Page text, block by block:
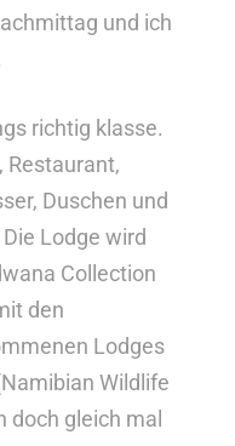
und ich
richtig klasse.
Restaurant,
Duschen und
Lodge wird
Collection
den
Lodges
Wildlife
doch gleich mal